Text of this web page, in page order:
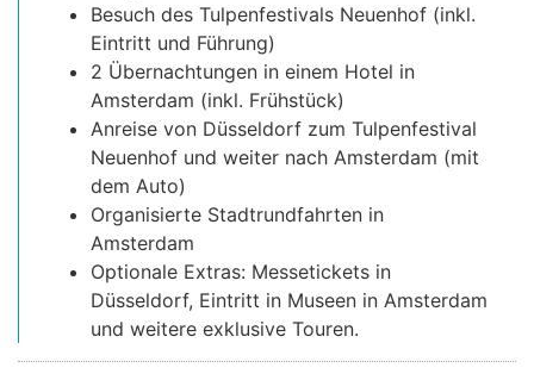
Besuch des Tulpenfestivals Neuenhof (inkl.
Eintritt und Führung)
2 Übernachtungen in einem Hotel in
Amsterdam (inkl. Frühstück)
Anreise von Düsseldorf zum Tulpenfestival
Neuenhof und weiter nach Amsterdam (mit
dem Auto)
Organisierte Stadtrundfahrten in
Amsterdam
Optionale Extras: Messetickets in
Düsseldorf, Eintritt in Museen in Amsterdam
und weitere exklusive Touren.